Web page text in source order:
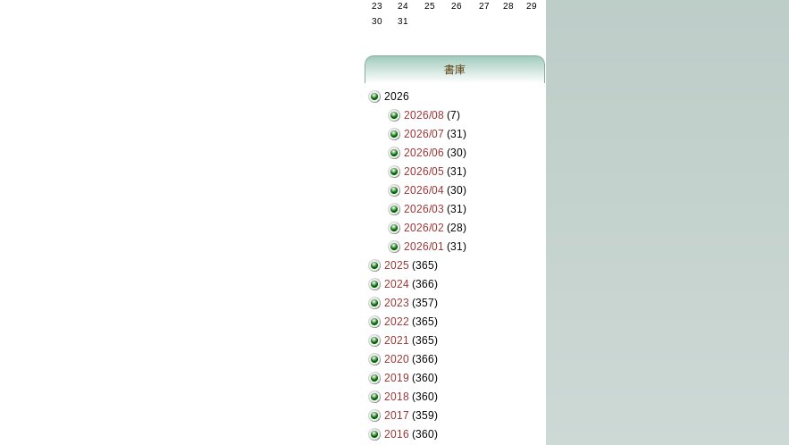
23
24 25 26 27 28
29
30
31
書庫
2026
2026/08 (7)
2026/07 (31)
2026/06 (30)
2026/05 (31)
2026/04 (30)
2026/03 (31)
2026/02 (28)
2026/01 (31)
2025 (365)
2024 (366)
2023 (357)
2022 (365)
2021 (365)
2020 (366)
2019 (360)
2018 (360)
2017 (359)
2016 (360)